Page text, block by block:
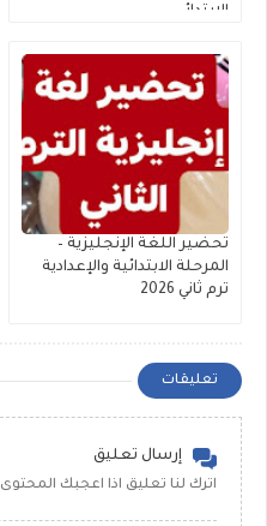
الابتدائي
تحضير اللغة الإنجليزية –
المرحلة الابتدائية والإعدادية
ترم ثاني 2026
تعليقات
إرسال تعليق
اترك لنا تعليق اذا اعجبك